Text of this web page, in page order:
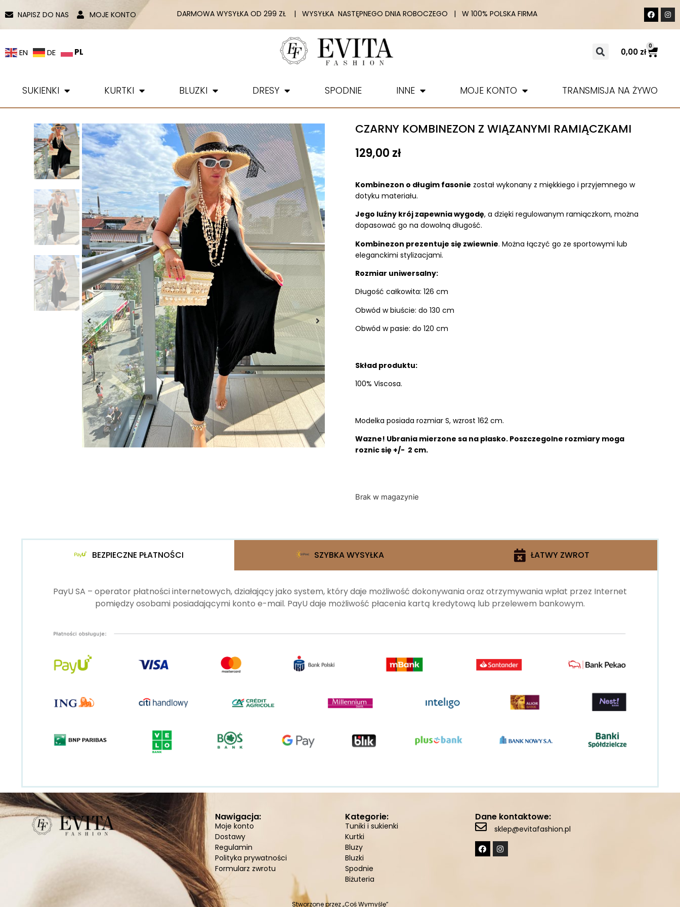
NAPISZ DO NAS MOJE KONTO DARMOWA WYSYŁKA OD 299 ZŁ | WYSYŁKA NASTĘPNEGO DNIA ROBOCZEGO | W 100% POLSKA FIRMA
EN DE PL 0,00 zł
0
SUKIENKI KURTKI BLUZKI DRESY SPODNIE INNE MOJE KONTO TRANSMISJA NA ŻYWO
CZARNY KOMBINEZON Z WIĄZANYMI RAMIĄCZKAMI
129,00 zł
Kombinezon o długim fasonie został wykonany z miękkiego i przyjemnego w
dotyku materiału.
Jego luźny krój zapewnia wygodę, a dzięki regulowanym ramiączkom, można
dopasować go na dowolną długość.
Kombinezon prezentuje się zwiewnie. Można łączyć go ze sportowymi lub
eleganckimi stylizacjami.
Rozmiar uniwersalny:
Długość całkowita: 126 cm
Obwód w biuście: do 130 cm
Obwód w pasie: do 120 cm
Skład produktu:
100% Viscosa.
Modelka posiada rozmiar S, wzrost 162 cm.
Wazne! Ubrania mierzone sa na plasko. Poszczegolne rozmiary moga
roznic się +/- 2 cm.
Brak w magazynie
BEZPIECZNE PŁATNOŚCI SZYBKA WYSYŁKA ŁATWY ZWROT
PayU SA – operator płatności internetowych, działający jako system, który daje możliwość dokonywania oraz otrzymywania wpłat przez Internet
pomiędzy osobami posiadającymi konto e-mail. PayU daje możliwość płacenia kartą kredytową lub przelewem bankowym.
Nawigacja:
Moje konto
Dostawy
Regulamin
Polityka prywatności
Formularz zwrotu
Kategorie:
Tuniki i sukienki
Kurtki
Bluzy
Bluzki
Spodnie
Biżuteria
Dane kontaktowe:
sklep@evitafashion.pl
Stworzone przez„Coś Wymyślę”